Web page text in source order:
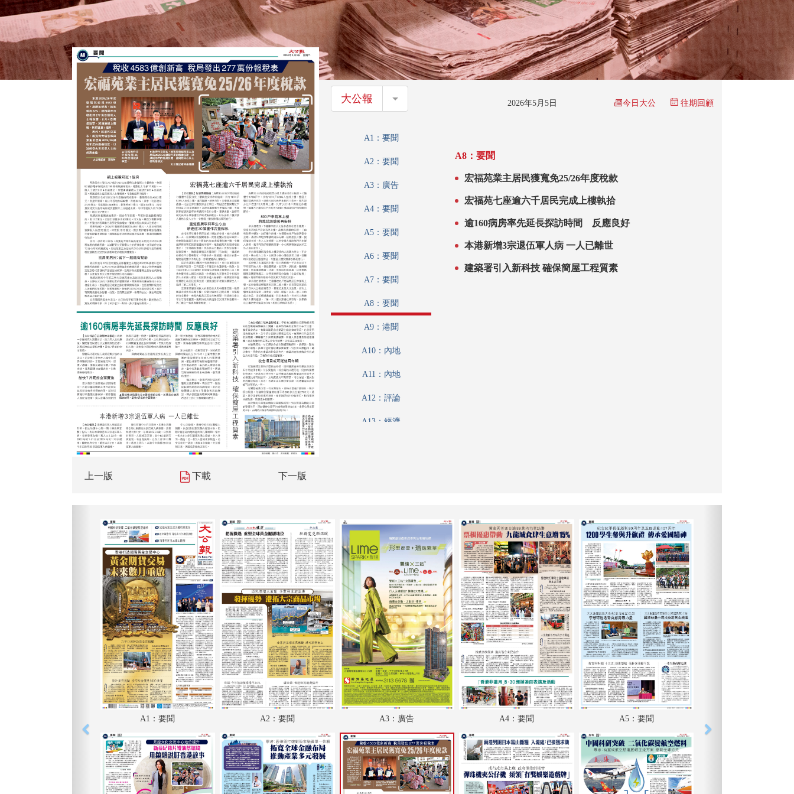
上一版 下載 下一版
大公報 大公報 2026年5月5日 今日大公 往期回顧
A1：要聞
A2：要聞
A3：廣告
A4：要聞
A5：要聞
A6：要聞
A7：要聞
A8：要聞
A9：港聞
A10：內地
A11：內地
A12：評論
A13：經濟
A18：教育
A19：副刊
A20：體育
A21：國際
A22：國際
B1：體育
B2：大公園
B3：小公園
A8：要聞
宏福苑業主居民獲寬免25/26年度稅款
宏福苑七座逾六千居民完成上樓執拾
逾160病房率先延長探訪時間 反應良好
本港新增3宗退伍軍人病 一人已離世
建築署引入新科技 確保簡屋工程質素
A1：要聞 A2：要聞 A3：廣告 A4：要聞 A5：要聞